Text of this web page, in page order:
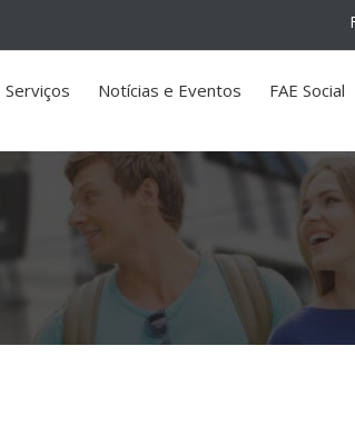
Serviços Notícias e Eventos FAE Social